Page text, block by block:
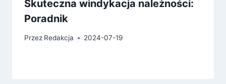
Skuteczna windykacja należności:
Poradnik
Przez Redakcja 2024-07-19